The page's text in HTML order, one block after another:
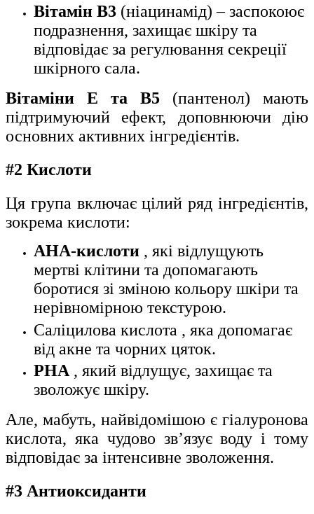
Вітамін B3 (ніацинамід) – заспокоює
подразнення, захищає шкіру та
відповідає за регулювання секреції
шкірного сала.
Вітаміни E та B5
(пантенол) мають
підтримуючий ефект, доповнюючи дію
основних активних інгредієнтів.
#2 Кислоти
Ця група включає цілий ряд інгредієнтів,
зокрема кислоти:
AHA-кислоти , які відлущують
мертві клітини та допомагають
боротися зі зміною кольору шкіри та
нерівномірною текстурою.
Саліцилова кислота , яка допомагає
від акне та чорних цяток.
PHA , який відлущує, захищає та
зволожує шкіру.
Але, мабуть, найвідомішою є гіалуронова
кислота, яка чудово зв’язує воду і тому
відповідає за інтенсивне зволоження.
#3 Антиоксиданти